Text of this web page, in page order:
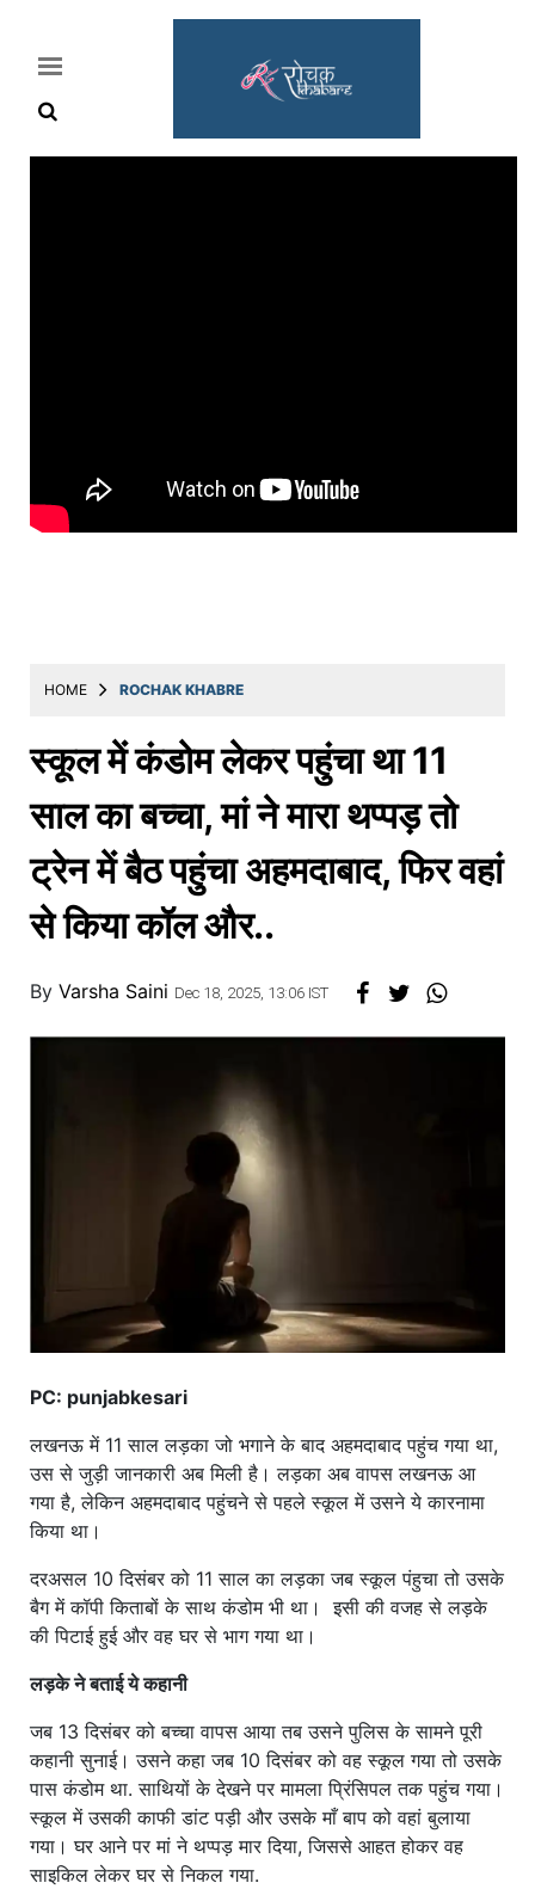
&
मराठी
मनोरंजन
स्पोर्ट्स
बिझनेस
लाईफस्टाईल
HOME ROCHAK KHABRE
स्कूल में कंडोम लेकर पहुंचा था 11
साल का बच्चा, मां ने मारा थप्पड़ तो
ट्रेन में बैठ पहुंचा अहमदाबाद, फिर वहां
से किया कॉल और..
By Varsha Saini Dec 18, 2025, 13:06 IST
PC: punjabkesari
लखनऊ में 11 साल लड़का जो भगाने के बाद अहमदाबाद पहुंच गया था,
उस से जुड़ी जानकारी अब मिली है। लड़का अब वापस लखनऊ आ
गया है, लेकिन अहमदाबाद पहुंचने से पहले स्कूल में उसने ये कारनामा
किया था।
दरअसल 10 दिसंबर को 11 साल का लड़का जब स्कूल पंहुचा तो उसके
बैग में कॉपी किताबों के साथ कंडोम भी था। इसी की वजह से लड़के
की पिटाई हुई और वह घर से भाग गया था।
लड़के ने बताई ये कहानी
जब 13 दिसंबर को बच्चा वापस आया तब उसने पुलिस के सामने पूरी
कहानी सुनाई। उसने कहा जब 10 दिसंबर को वह स्कूल गया तो उसके
पास कंडोम था. साथियों के देखने पर मामला प्रिंसिपल तक पहुंच गया।
स्कूल में उसकी काफी डांट पड़ी और उसके माँ बाप को वहां बुलाया
गया। घर आने पर मां ने थप्पड़ मार दिया, जिससे आहत होकर वह
साइकिल लेकर घर से निकल गया.